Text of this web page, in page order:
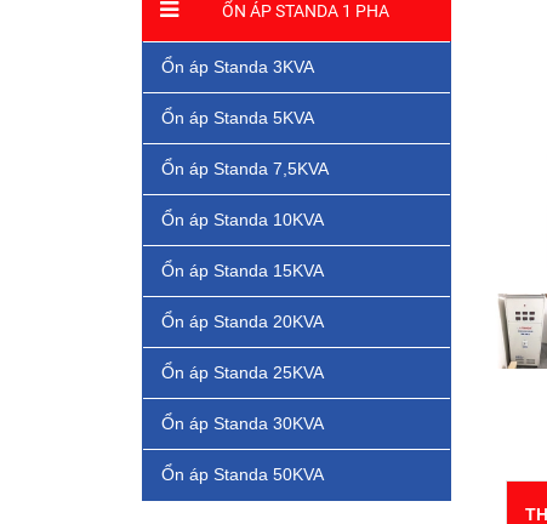
ỔN ÁP STANDA 1 PHA
Ổn áp Standa 3KVA
Ổn áp Standa 5KVA
Ổn áp Standa 7,5KVA
Ổn áp Standa 10KVA
Ổn áp Standa 15KVA
Ổn áp Standa 20KVA
Ổn áp Standa 25KVA
Ổn áp Standa 30KVA
Ổn áp Standa 50KVA